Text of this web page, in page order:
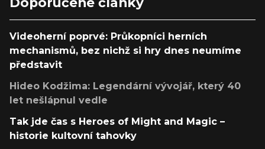
Videoherní poprvé: Průkopníci herních
mechanismů, bez nichž si hry dnes neumíme
představit
Hideo Kodžima: Legendární vývojář, který 40
let nešlápnul vedle
Tak jde čas s Heroes of Might and Magic –
historie kultovní tahovky